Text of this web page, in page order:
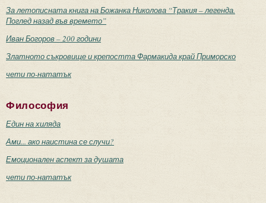
За летописната книга на Божанка Николова “Тракия – легенда.
Поглед назад във времето”
Иван Богоров – 200 години
Златното съкровище и крепостта Фармакида край Приморско
чети по-нататък
Философия
Един на хиляда
Ами... ако наистина се случи?
Емоционален аспект за душата
чети по-нататък